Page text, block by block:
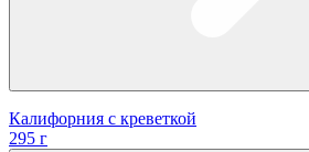
Калифорния с креветкой
295 г